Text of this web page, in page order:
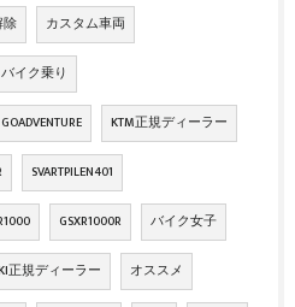
除 カスタム車両
バイク乗り
GOADVENTURE KTM正規ディーラー
SVARTPILEN401
GSXR1000R バイク女子
正規ディーラー オススメ